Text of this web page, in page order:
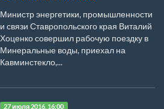
Министр энергетики, промышленности
и связи Ставропольского края Виталий
Хоценко совершил рабочую поездку в
Минеральные воды, приехал на
Кавминстекло,...
27 июля 2016, 16:00